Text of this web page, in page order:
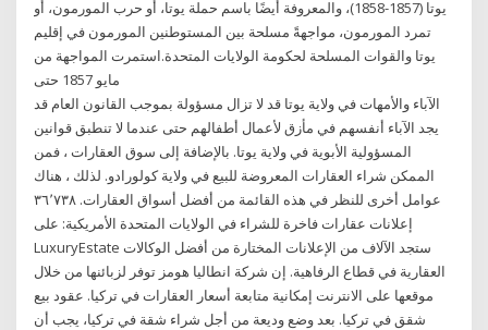
يوتا (1857-1858)، والمعروفة أيضًا باسم حملة يوتا، أو حرب المورمون، أو
تمرد المورمون، مواجهةً مسلحة بين المستوطنين المورمون في إقليم
يوتا والقوات المسلحة لحكومة الولايات المتحدة.استمرت المواجهة من
مايو 1857 حتى
الآباء والأمهات في ولاية يوتا قد لا تزال مسؤولة بموجب القانون العام قد
يجد الآباء أنفسهم في مأزق لأعمال أطفالهم حتى عندما لا تنطبق قوانين
المسؤولية الأبوية في ولاية يوتا. بالإضافة إلى سوق العقارات ، فمن
الممكن شراء العقارات المعروضة للبيع في ولاية كولورادو. لذلك ، هناك
عوامل أخرى للنظر في هذه القائمة من أفضل أسواق العقارات. ٣٦٬٧٣٨
إعلانات عقارات فاخرة ﻟﻠﺸﺮاء في الولايات المتحدة الأمريكية: على
LuxuryEstate ستجد الآلاف من الإعلانات المختارة من أفضل الوكالات
العقارية في قطاع الرفاهية. إن شركة انطاليا هومز توفر لزبائنها من خلال
موقعها على الانترنت إمكانية متابعة أسعار العقارات في تركيا. عقود بيع
شقق في تركيا. بعد وضع وديعة من أجل شراء شقة في تركيا، يجب أن